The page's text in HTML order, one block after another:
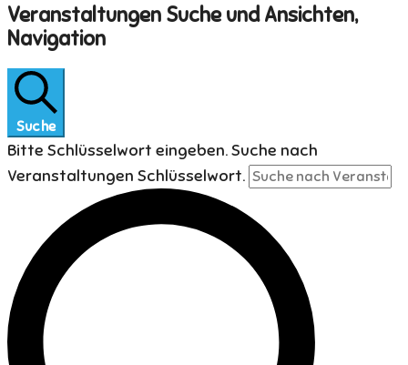
Veranstaltungen
für
1
Juni
2026
Veranstaltungen Suche und Ansichten,
Navigation
Suche
Bitte Schlüsselwort eingeben. Suche nach
Veranstaltungen Schlüsselwort.